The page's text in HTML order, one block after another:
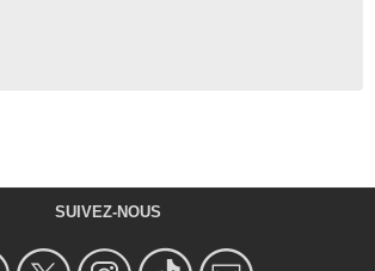
SUIVEZ-NOUS